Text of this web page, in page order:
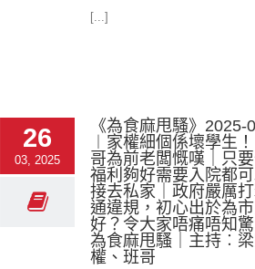
[...]
26
03, 2025
《為食麻甩騷》2025-
︱家權細個係壞學生
哥為前老闆慨嘆｜只要
福利夠好需要入院都
接去私家｜政府嚴厲
通違規，初心出於為
好？令大家唔痛唔知驚
為食麻甩騷｜主持︰
權、班哥